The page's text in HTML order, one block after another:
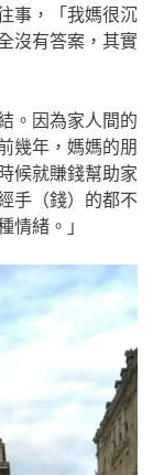
事，「我媽很沉
沒有答案，其實
。因為家人間的
幾年，媽媽的朋
候就賺錢幫助家
手（錢）的都不
情緒。」